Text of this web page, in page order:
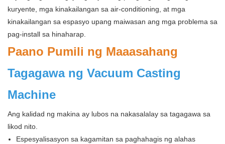
kuryente, mga kinakailangan sa air-conditioning, at mga
kinakailangan sa espasyo upang maiwasan ang mga problema sa
pag-install sa hinaharap.
Paano Pumili ng Maaasahang
Tagagawa ng Vacuum Casting
Machine
Ang kalidad ng makina ay lubos na nakasalalay sa tagagawa sa
likod nito.
Espesyalisasyon sa kagamitan sa paghahagis ng alahas